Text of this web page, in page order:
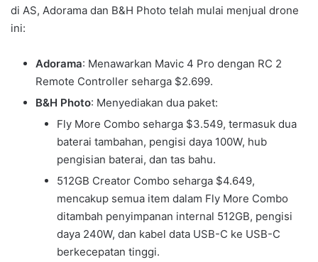
di AS, Adorama dan B&H Photo telah mulai menjual drone
ini:
Adorama: Menawarkan Mavic 4 Pro dengan RC 2
Remote Controller seharga $2.699.
B&H Photo: Menyediakan dua paket:
Fly More Combo seharga $3.549, termasuk dua
baterai tambahan, pengisi daya 100W, hub
pengisian baterai, dan tas bahu.
512GB Creator Combo seharga $4.649,
mencakup semua item dalam Fly More Combo
ditambah penyimpanan internal 512GB, pengisi
daya 240W, dan kabel data USB-C ke USB-C
berkecepatan tinggi.